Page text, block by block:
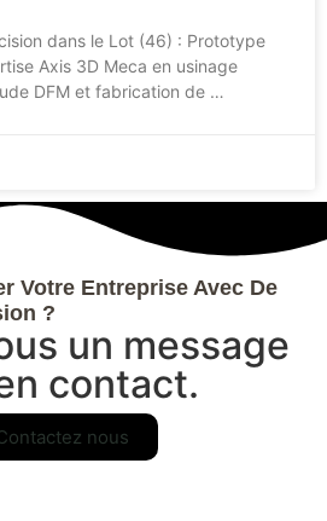
dans le Lot (46) : Prototype
Axis 3D Meca en usinage
DFM et fabrication de …
Votre Entreprise Avec De
?
un message
contact.
nous